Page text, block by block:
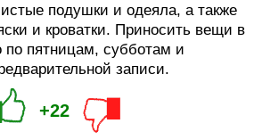
подушки и одеяла, а также
и кроватки. Приносить вещи в
по пятницам, субботам и
записи.
+22